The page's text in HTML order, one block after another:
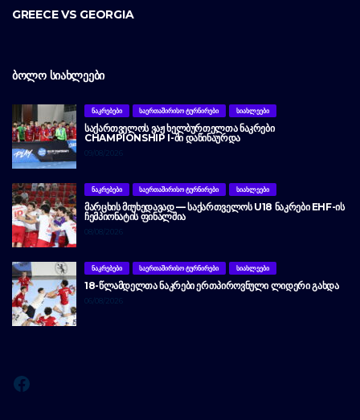
GREECE VS GEORGIA
ᲑᲝᲚᲝ ᲡᲘᲐᲮᲚᲔᲔᲑᲘ
ᲜᲐᲙᲠᲔᲑᲔᲑᲘ ᲡᲐᲔᲠᲗᲐᲨᲘᲠᲘᲡᲝ ᲢᲣᲠᲜᲘᲠᲔᲑᲘ ᲡᲘᲐᲮᲚᲔᲔᲑᲘ
ᲡᲐᲥᲐᲠᲗᲕᲔᲚᲝᲡ ᲕᲐᲟ ᲮᲔᲚᲑᲣᲠᲗᲔᲚᲗᲐ ᲜᲐᲙᲠᲔᲑᲘ
CHAMPIONSHIP I-ᲨᲘ ᲓᲐᲬᲘᲜᲐᲣᲠᲓᲐ
09/08/2026
ᲜᲐᲙᲠᲔᲑᲔᲑᲘ ᲡᲐᲔᲠᲗᲐᲨᲘᲠᲘᲡᲝ ᲢᲣᲠᲜᲘᲠᲔᲑᲘ ᲡᲘᲐᲮᲚᲔᲔᲑᲘ
ᲛᲐᲠᲪᲮᲘᲡ ᲛᲘᲣᲮᲔᲓᲐᲕᲐᲓ — ᲡᲐᲥᲐᲠᲗᲕᲔᲚᲝᲡ U18 ᲜᲐᲙᲠᲔᲑᲘ EHF-ᲘᲡ
ᲩᲔᲛᲞᲘᲝᲜᲐᲢᲘᲡ ᲤᲘᲜᲐᲚᲨᲘᲐ
08/08/2026
ᲜᲐᲙᲠᲔᲑᲔᲑᲘ ᲡᲐᲔᲠᲗᲐᲨᲘᲠᲘᲡᲝ ᲢᲣᲠᲜᲘᲠᲔᲑᲘ ᲡᲘᲐᲮᲚᲔᲔᲑᲘ
18-ᲬᲚᲐᲛᲓᲔᲚᲗᲐ ᲜᲐᲙᲠᲔᲑᲘ ᲔᲠᲗᲞᲘᲠᲝᲕᲜᲣᲚᲘ ᲚᲘᲓᲔᲠᲘ ᲒᲐᲮᲓᲐ
06/08/2026
Facebook